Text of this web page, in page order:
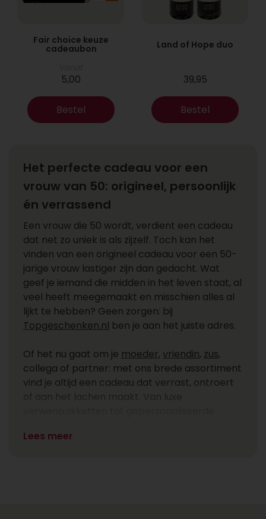
Fair choice keuze
cadeaubon
5,00
Bestel
Land of Hope duo
39,95
Bestel
Het perfecte cadeau voor een
vrouw van 50: origineel, persoonlijk
én verrassend
Een vrouw die 50 wordt, verdient een cadeau
dat net zo uniek is als zijzelf. Toch kan het
vinden van een origineel cadeau voor een 50-
jarige vrouw lastiger zijn dan gedacht. Wat
geef je iemand die midden in het leven staat, al
veel heeft meegemaakt en misschien alles al
lijkt te hebben? Geen zorgen: bij
Topgeschenken.nl ben je aan het juiste adres.
Of het nu gaat om je moeder, vriendin, zus,
collega of partner: met ons brede assortiment
vind je altijd een cadeau dat verrast, ontroert
of aan het lachen maakt. Van luxe
passen bij de nieuwe Sarah. Je bestelt het
Lees meer